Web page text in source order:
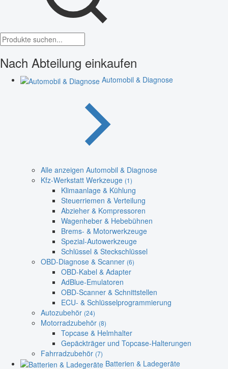
Nach Abteilung einkaufen
Automobil & Diagnose
Alle anzeigen Automobil & Diagnose
Kfz-Werkstatt Werkzeuge (1)
Klimaanlage & Kühlung
Steuerriemen & Verteilung
Abzieher & Kompressoren
Wagenheber & Hebebühnen
Brems- & Motorwerkzeuge
Spezial-Autowerkzeuge
Schlüssel & Steckschlüssel
OBD-Diagnose & Scanner (6)
OBD-Kabel & Adapter
AdBlue-Emulatoren
OBD-Scanner & Schnittstellen
ECU- & Schlüsselprogrammierung
Autozubehör (24)
Motorradzubehör (8)
Topcase & Helmhalter
Gepäckträger und Topcase-Halterungen
Fahrradzubehör (7)
Batterien & Ladegeräte